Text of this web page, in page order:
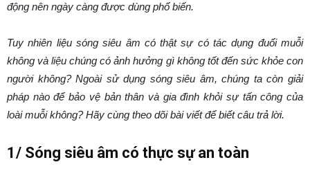
động nên ngày càng được dùng phổ biến.
Tuy nhiên liệu sóng siêu âm có thật sự có tác dụng đuổi muỗi
không và liệu chúng có ảnh hưởng gì không tốt đến sức khỏe con
người không? Ngoài sử dụng sóng siêu âm, chúng ta còn giải
pháp nào để bảo vệ bản thân và gia đình khỏi sự tấn công của
loài muỗi không? Hãy cùng theo dõi bài viết để biết câu trả lời.
1/ Sóng siêu âm có thực sự an toàn